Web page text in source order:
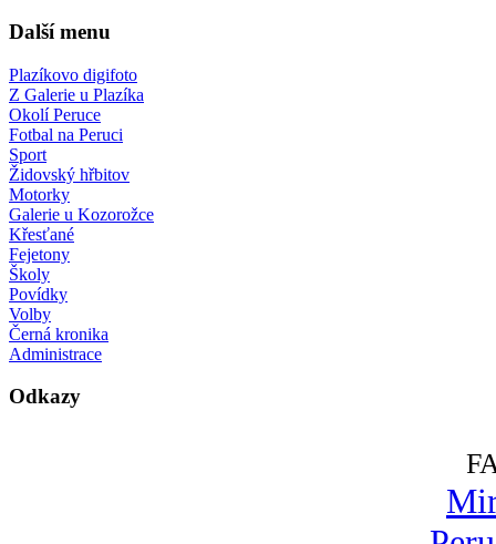
Další menu
Plazíkovo digifoto
Z Galerie u Plazíka
Okolí Peruce
Fotbal na Peruci
Sport
Židovský hřbitov
Motorky
Galerie u Kozorožce
Křesťané
Fejetony
Školy
Povídky
Volby
Černá kronika
Administrace
Odkazy